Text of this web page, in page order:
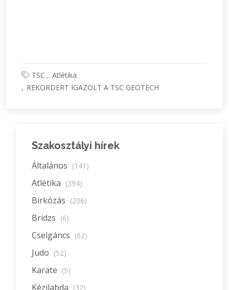
TSC
Atlétika
REKORDERT IGAZOLT A TSC GEOTECH
Szakosztályi hírek
Általános (141)
Atlétika (394)
Birkózás (206)
Bridzs (6)
Cselgáncs (62)
Judo (52)
Karate (5)
Kézilabda (32)